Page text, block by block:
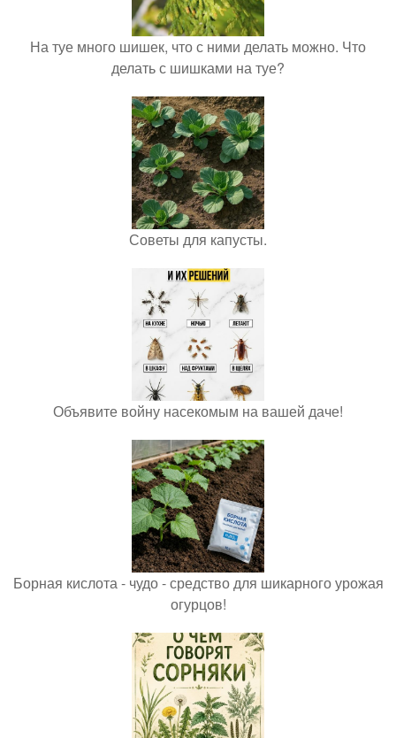
На туе много шишек, что с ними делать можно. Что
делать с шишками на туе?
Советы для капусты.
Объявите войну насекомым на вашей даче!
Борная кислота - чудо - средство для шикарного урожая
огурцов!